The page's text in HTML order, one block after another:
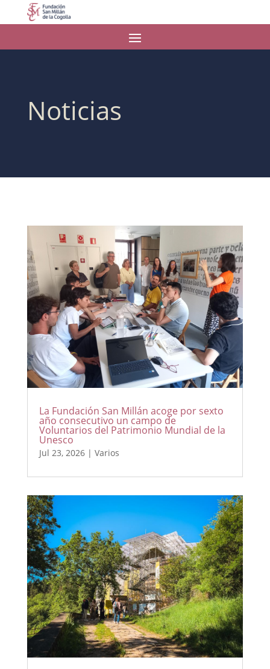
Noticias
La Fundación San Millán acoge por sexto
año consecutivo un campo de
Voluntarios del Patrimonio Mundial de la
Unesco
Jul 23, 2026| Varios